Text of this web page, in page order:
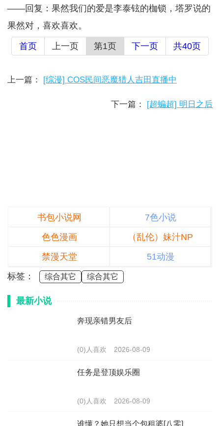
——回复：果然我们的爱是李泰铉的枷锁，塔罗说的
果然对，喜欢喜欢。
首页 上一页 第1页 下一页 共40页
上一篇： [综漫] COS民间恶魔猎人吉田直播中
下一篇： [超蝙超] 明日之后
书包小说网
7色小说
色色漫画
（乱伦）妹汁NP
禁漫天堂
51动漫
标签：
综合其它 综合其它
最新小说
奔现亲错男友后
(0)人喜欢 2026-08-09
任务是登顶娱乐圈
(0)人喜欢 2026-08-09
谁懂？她只想当个包租婆[八零]